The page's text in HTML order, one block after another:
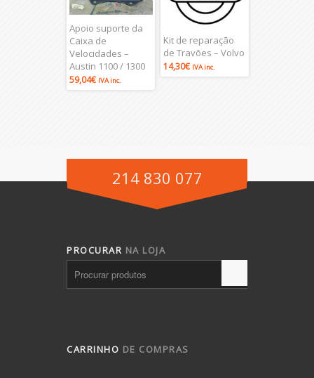
Apoio suporte da
Caixa de
Velocidades –
Austin 1100 / 1300
59,04€ IVA inc.
Kit de reparação
de Travões – Volvo
14,30€ IVA inc.
214 830 077
PROCURAR NA LOJA
CARRINHO DE COMPRAS